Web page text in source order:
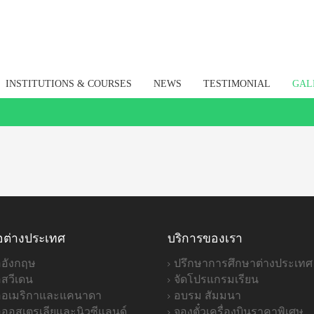
INSTITUTIONS & COURSES NEWS TESTIMONIAL
างประเทศ
งกฤษ
วีเดน
เมริกาและแคนาดา
บริการของเรา
ปรึกษาการศึกษาต่างประเทศ
จัดโปรแกรมเรียน
อบรม สัมมนา